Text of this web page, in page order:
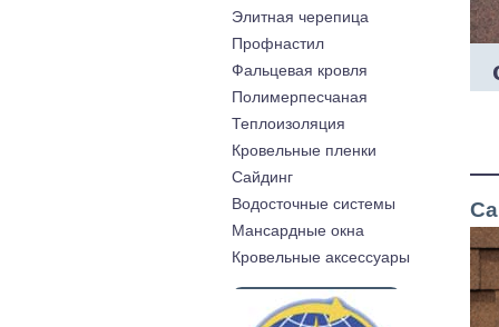
Элитная черепица
Профнастил
Фальцевая кровля
Полимерпесчаная
Теплоизоляция
Кровельные пленки
Cайдинг
Водосточные системы
Мансардные окна
Кровельные аксессуары